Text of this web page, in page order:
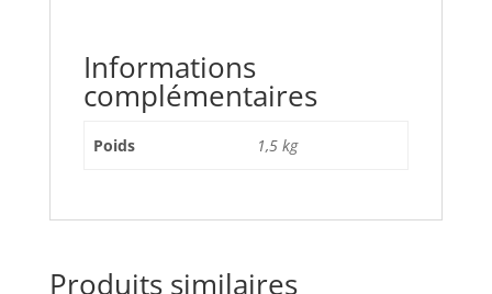
Informations
complémentaires
Poids 1,5 kg
Produits similaires